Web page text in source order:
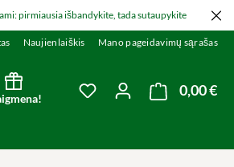
pirmiausia išbandykite, tada sutaupykite
Naujienlaiškis Mano pageidavimų sąrašas
You have 0 wishlist
0,00 €